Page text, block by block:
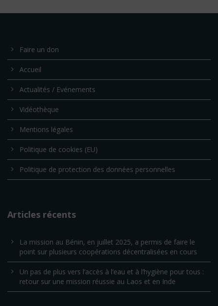
Faire un don
Accueil
Actualités / Evénements
Vidéothèque
Mentions légales
Politique de cookies (EU)
Politique de protection des données personnelles
Articles récents
La mission au Bénin, en juillet 2025, a permis de faire le
point sur plusieurs coopérations décentralisées en cours
Un pas de plus vers l’accès à l’eau et à l’hygiène pour tous :
retour sur une mission réussie au Laos et en Inde